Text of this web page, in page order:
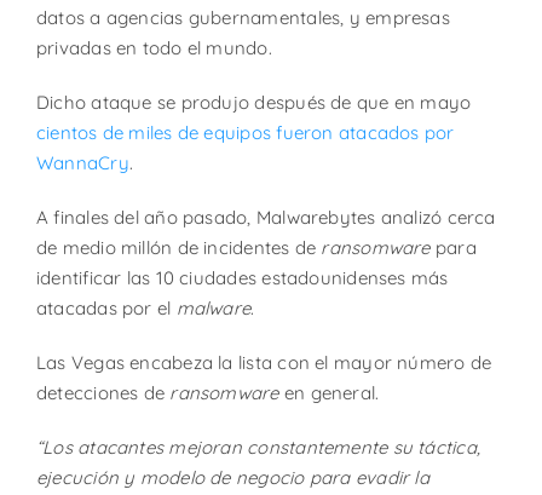
datos a agencias gubernamentales, y empresas
privadas en todo el mundo.
Dicho ataque se produjo después de que en mayo
cientos de miles de equipos fueron atacados por
WannaCry.
A finales del año pasado, Malwarebytes analizó cerca
de medio millón de incidentes de ransomwarepara
identificar las 10 ciudades estadounidenses más
atacadas por el malware.
Las Vegas encabeza la lista con el mayor número de
detecciones de ransomwareen general.
“Los atacantes mejoran constantemente su táctica,
ejecución y modelo de negocio para evadir la